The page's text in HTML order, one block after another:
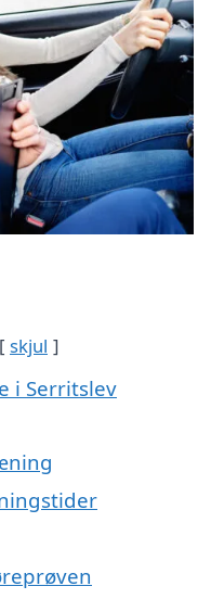
skjul
i Serritslev